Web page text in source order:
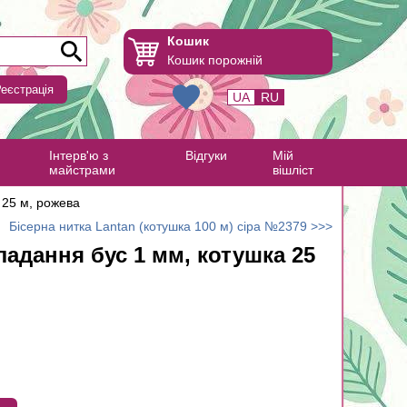
Кошик
Кошик порожній
UA RU
Інтерв'ю з
майстрами
Відгуки
Мій
вішліст
25 м, рожева
Бісерна нитка Lantan (котушка 100 м) сіра №2379 >>>
бус 1 мм, котушка 25